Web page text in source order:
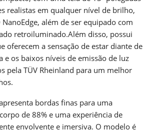
realistas em qualquer nível de brilho,
NanoEdge, além de ser equipado com
retroiluminado.Além disso, possui
oferecem a sensação de estar diante de
e os baixos níveis de emissão de luz
pela TÜV Rheinland para um melhor
bordas finas para uma
de 88% e uma experiência de
envolvente e imersiva. O modelo é